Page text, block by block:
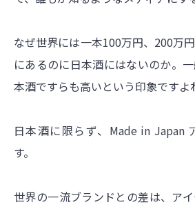
なぜ世界には一本100万円、200万
にあるのに日本酒にはないのか。
本酒ですらも高いという印象ですよ
日本酒に限らず、Made in Japan
す。
世界の一流ブランドとの差は、ア